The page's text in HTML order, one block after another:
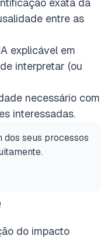
entre as
explicável em
interpretar (ou
necessário com
interessadas.
dos seus processos
do impacto